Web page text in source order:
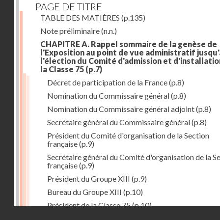
PAGE DE TITRE
TABLE DES MATIÈRES (p.135)
Note préliminaire(n.n.)
CHAPITRE A. Rappel sommaire de la genèse de
l'Exposition au point de vue administratif
l'élection du Comité d'admission et
la Classe 75 (p.7)
Décret de participation de la France(p.8)
Nomination du Commissaire général(p.8)
Nomination du Commissaire général adjoint(p.8)
Secrétaire général du Commissaire général(p.8)
Président du Comité d'organisation de la Section
française(p.9)
Secrétaire général du Comité d'organisation de la
française(p.9)
Président du Groupe XIII (p.9)
Bureau du Groupe XIII (p.10)
Président de la Classe 75(p.10)